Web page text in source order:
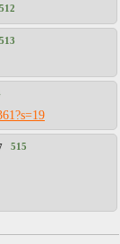
512
513
515